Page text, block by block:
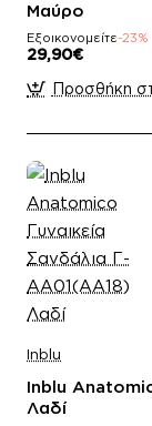
Μαύρο
Εξοικονομείτε-23%
29,90€
Προσθήκη
Inblu
Inblu
Λαδί